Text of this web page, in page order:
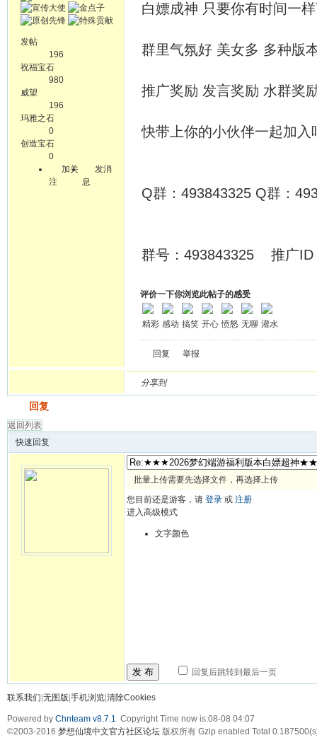
发帖
196
祝福宝石
980
威望
196
玛雅之石
0
创造宝石
0
加关
注
发消
息
白嫖成神 只要你有时间一
群里气氛好 美女多 多种版
推广奖励 发言奖励 水群奖
快带上你的小伙伴一起加入
Q群：493843325 Q群：
群号：493843325 推广
评价一下你浏览此帖子的感受
精彩 感动 搞笑 开心 愤怒 无聊 灌水
回复 举报
分享到
回复
返回列表
快速回复
批量上传需要先选择文件，再选择上传
您目前还是游客，请 登录 或 注册
进入高级模式
文字颜色
发 布 回复后跳转到最后一页
联系我们 无图版 手机浏览 清除Cookies
Powered by Chnteam v8.7.1 Copyright Time now is:08-08 04:07
©2003-2016 梦想仙境中文官方社区论坛 版权所有 Gzip enabled Total